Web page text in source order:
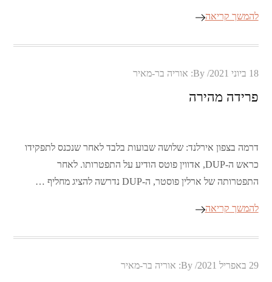
להמשך קריאה
Posted
18 ביוני 2021 By: אוריה בר-מאיר
פרידה מהירה
דרמה בצפון אירלנד: שלושה שבועות בלבד לאחר שנכנס לתפקידו
כראש ה-DUP, אדווין פוטס הודיע על התפטרותו. לאחר
התפטרותה של ארלין פוסטר, ה-DUP נדרשה להציג מחליף …
להמשך קריאה
Posted
29 באפריל 2021 By: אוריה בר-מאיר